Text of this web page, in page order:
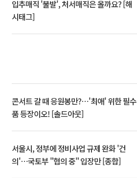
입추매직 '불발', 처서매직은 올까요? [해
시태그]
콘서트 갈 때 응원봉만?⋯'최애' 위한 필수
품 등장이오! [솔드아웃]
서울시, 정부에 정비사업 규제 완화 '건
의'⋯국토부 "협의 중" 입장만 [종합]